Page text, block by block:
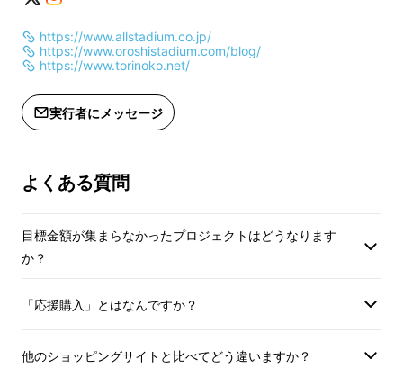
https://www.allstadium.co.jp/
https://www.oroshistadium.com/blog/
https://www.torinoko.net/
実行者にメッセージ
よくある質問
目標金額が集まらなかったプロジェクトはどうなります
か？
「応援購入」とはなんですか？
他のショッピングサイトと比べてどう違いますか？